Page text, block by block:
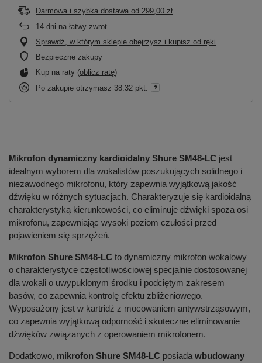
Darmowa i szybka dostawa od 299,00 zł
14 dni na łatwy zwrot
Sprawdź, w którym sklepie obejrzysz i kupisz od ręki
Bezpieczne zakupy
Kup na raty (oblicz ratę)
Po zakupie otrzymasz 38.32 pkt.
Mikrofon dynamiczny kardioidalny Shure SM48-LC jest
idealnym wyborem dla wokalistów poszukujących solidnego i
niezawodnego mikrofonu, który zapewnia wyjątkową jakość
dźwięku w różnych sytuacjach. Charakteryzuje się kardioidalną
charakterystyką kierunkowości, co eliminuje dźwięki spoza osi
mikrofonu, zapewniając wysoki poziom czułości przed
pojawieniem się sprzężeń.
Mikrofon Shure SM48-LC to dynamiczny mikrofon wokalowy
o charakterystyce częstotliwościowej specjalnie dostosowanej
dla wokali o uwypuklonym środku i podciętym zakresem
basów, co zapewnia kontrolę efektu zbliżeniowego.
Wyposażony jest w kartridż z mocowaniem antywstrząsowym,
co zapewnia wyjątkową odporność i skuteczne eliminowanie
dźwięków związanych z operowaniem mikrofonem.
Dodatkowo, mikrofon Shure SM48-LC posiada wbudowany